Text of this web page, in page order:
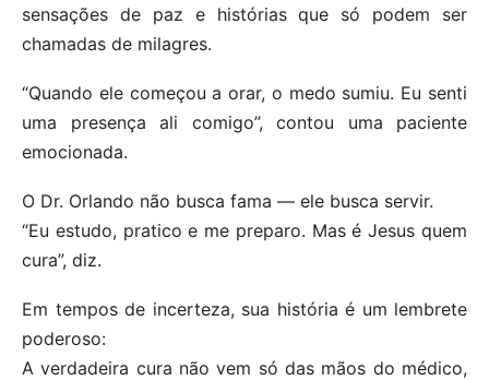
sensações de paz e histórias que só podem ser
chamadas de milagres.
“Quando ele começou a orar, o medo sumiu. Eu senti
uma presença ali comigo”, contou uma paciente
emocionada.
O Dr. Orlando não busca fama — ele busca servir.
“Eu estudo, pratico e me preparo. Mas é Jesus quem
cura”, diz.
Em tempos de incerteza, sua história é um lembrete
poderoso:
A verdadeira cura não vem só das mãos do médico,